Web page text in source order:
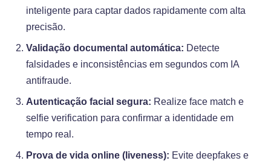
inteligente para captar dados rapidamente com alta
precisão.
Validação documental automática: Detecte
falsidades e inconsistências em segundos com IA
antifraude.
Autenticação facial segura: Realize face match e
selfie verification para confirmar a identidade em
tempo real.
Prova de vida online (liveness): Evite deepfakes e